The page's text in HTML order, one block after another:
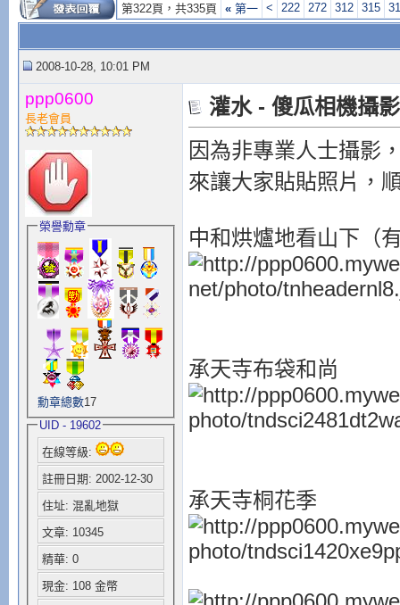
第322頁，共335頁 «第一 < 222 272 312 315
2008-10-28, 10:01 PM
ppp0600
長老會員
榮譽勳章
勳章總數17
UID - 19602
在線等級:
註冊日期: 2002-12-30
住址: 混亂地獄
文章: 10345
精華: 0
現金: 108 金幣
灌水 - 傻瓜相機攝
因為非專業人士攝影
來讓大家貼貼照片，
中和烘爐地看山下（
承天寺布袋和尚
承天寺桐花季